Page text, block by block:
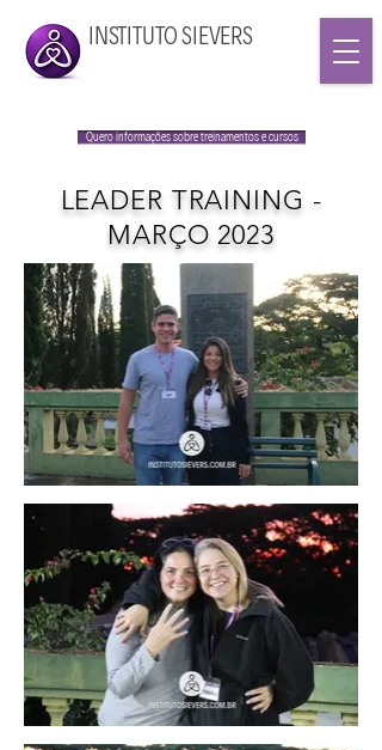
INSTITUTO SIEVERS
Quero informações sobre treinamentos e cursos
LEADER TRAINING -
MARÇO 2023